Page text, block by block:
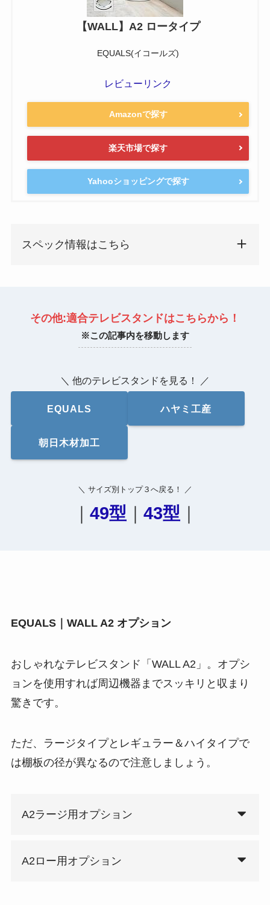
【WALL】A2 ロータイプ
EQUALS(イコールズ)
レビューリンク
Amazonで探す
楽天市場で探す
Yahooショッピングで探す
スペック情報はこちら
その他:適合テレビスタンドはこちらから！
※この記事内を移動します
＼ 他のテレビスタンドを見る！ ／
EQUALS ハヤミ工産
朝日木材加工
＼ サイズ別トップ３へ戻る！ ／
49型 43型
EQUALS｜WALL A2 オプション
おしゃれなテレビスタンド「WALL A2」。オプシ
ョンを使用すれば周辺機器までスッキリと収まり
驚きです。
ただ、ラージタイプとレギュラー＆ハイタイプで
は棚板の径が異なるので注意しましょう。
A2ラージ用オプション
A2ロー用オプション